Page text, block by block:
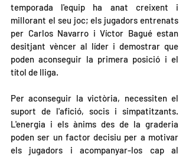
temporada l'equip ha anat creixent i
millorant el seu joc; els jugadors entrenats
per Carlos Navarro i Víctor Bagué estan
desitjant vèncer al líder i demostrar que
poden aconseguir la primera posició i el
títol de lliga.
Per aconseguir la victòria, necessiten el
suport de l'afició, socis i simpatitzants.
L'energia i els ànims des de la graderia
poden ser un factor decisiu per a motivar
els jugadors i acompanyar-los cap al